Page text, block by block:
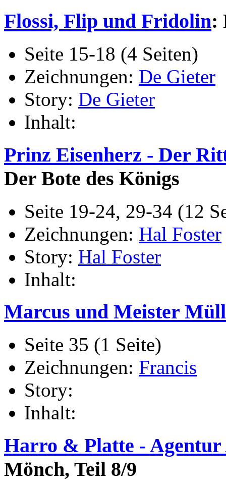
Flossi, Flip und Fridolin:
Seite 15-18 (4 Seiten)
Zeichnungen: De Gieter
Story: De Gieter
Inhalt:
Prinz Eisenherz - Der
Der Bote des Königs
Seite 19-24, 29-34 (12
Zeichnungen: Hal Foster
Story: Hal Foster
Inhalt:
Marcus und Meister
Seite 35 (1 Seite)
Zeichnungen: Francis
Story:
Inhalt:
Harro & Platte - Agentur
Mönch, Teil 8/9